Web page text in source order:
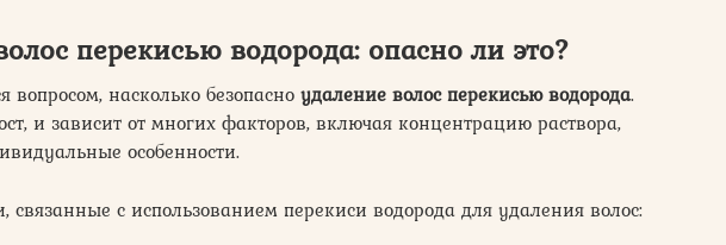
перекисью водорода: опасноли это?
вопросом, насколько безопасно удаление волос перекисью водорода.
и зависит от многих факторов, включая концентрацию раствора,
особенности.
связанные с использованием перекиси водорода для удаления волос: